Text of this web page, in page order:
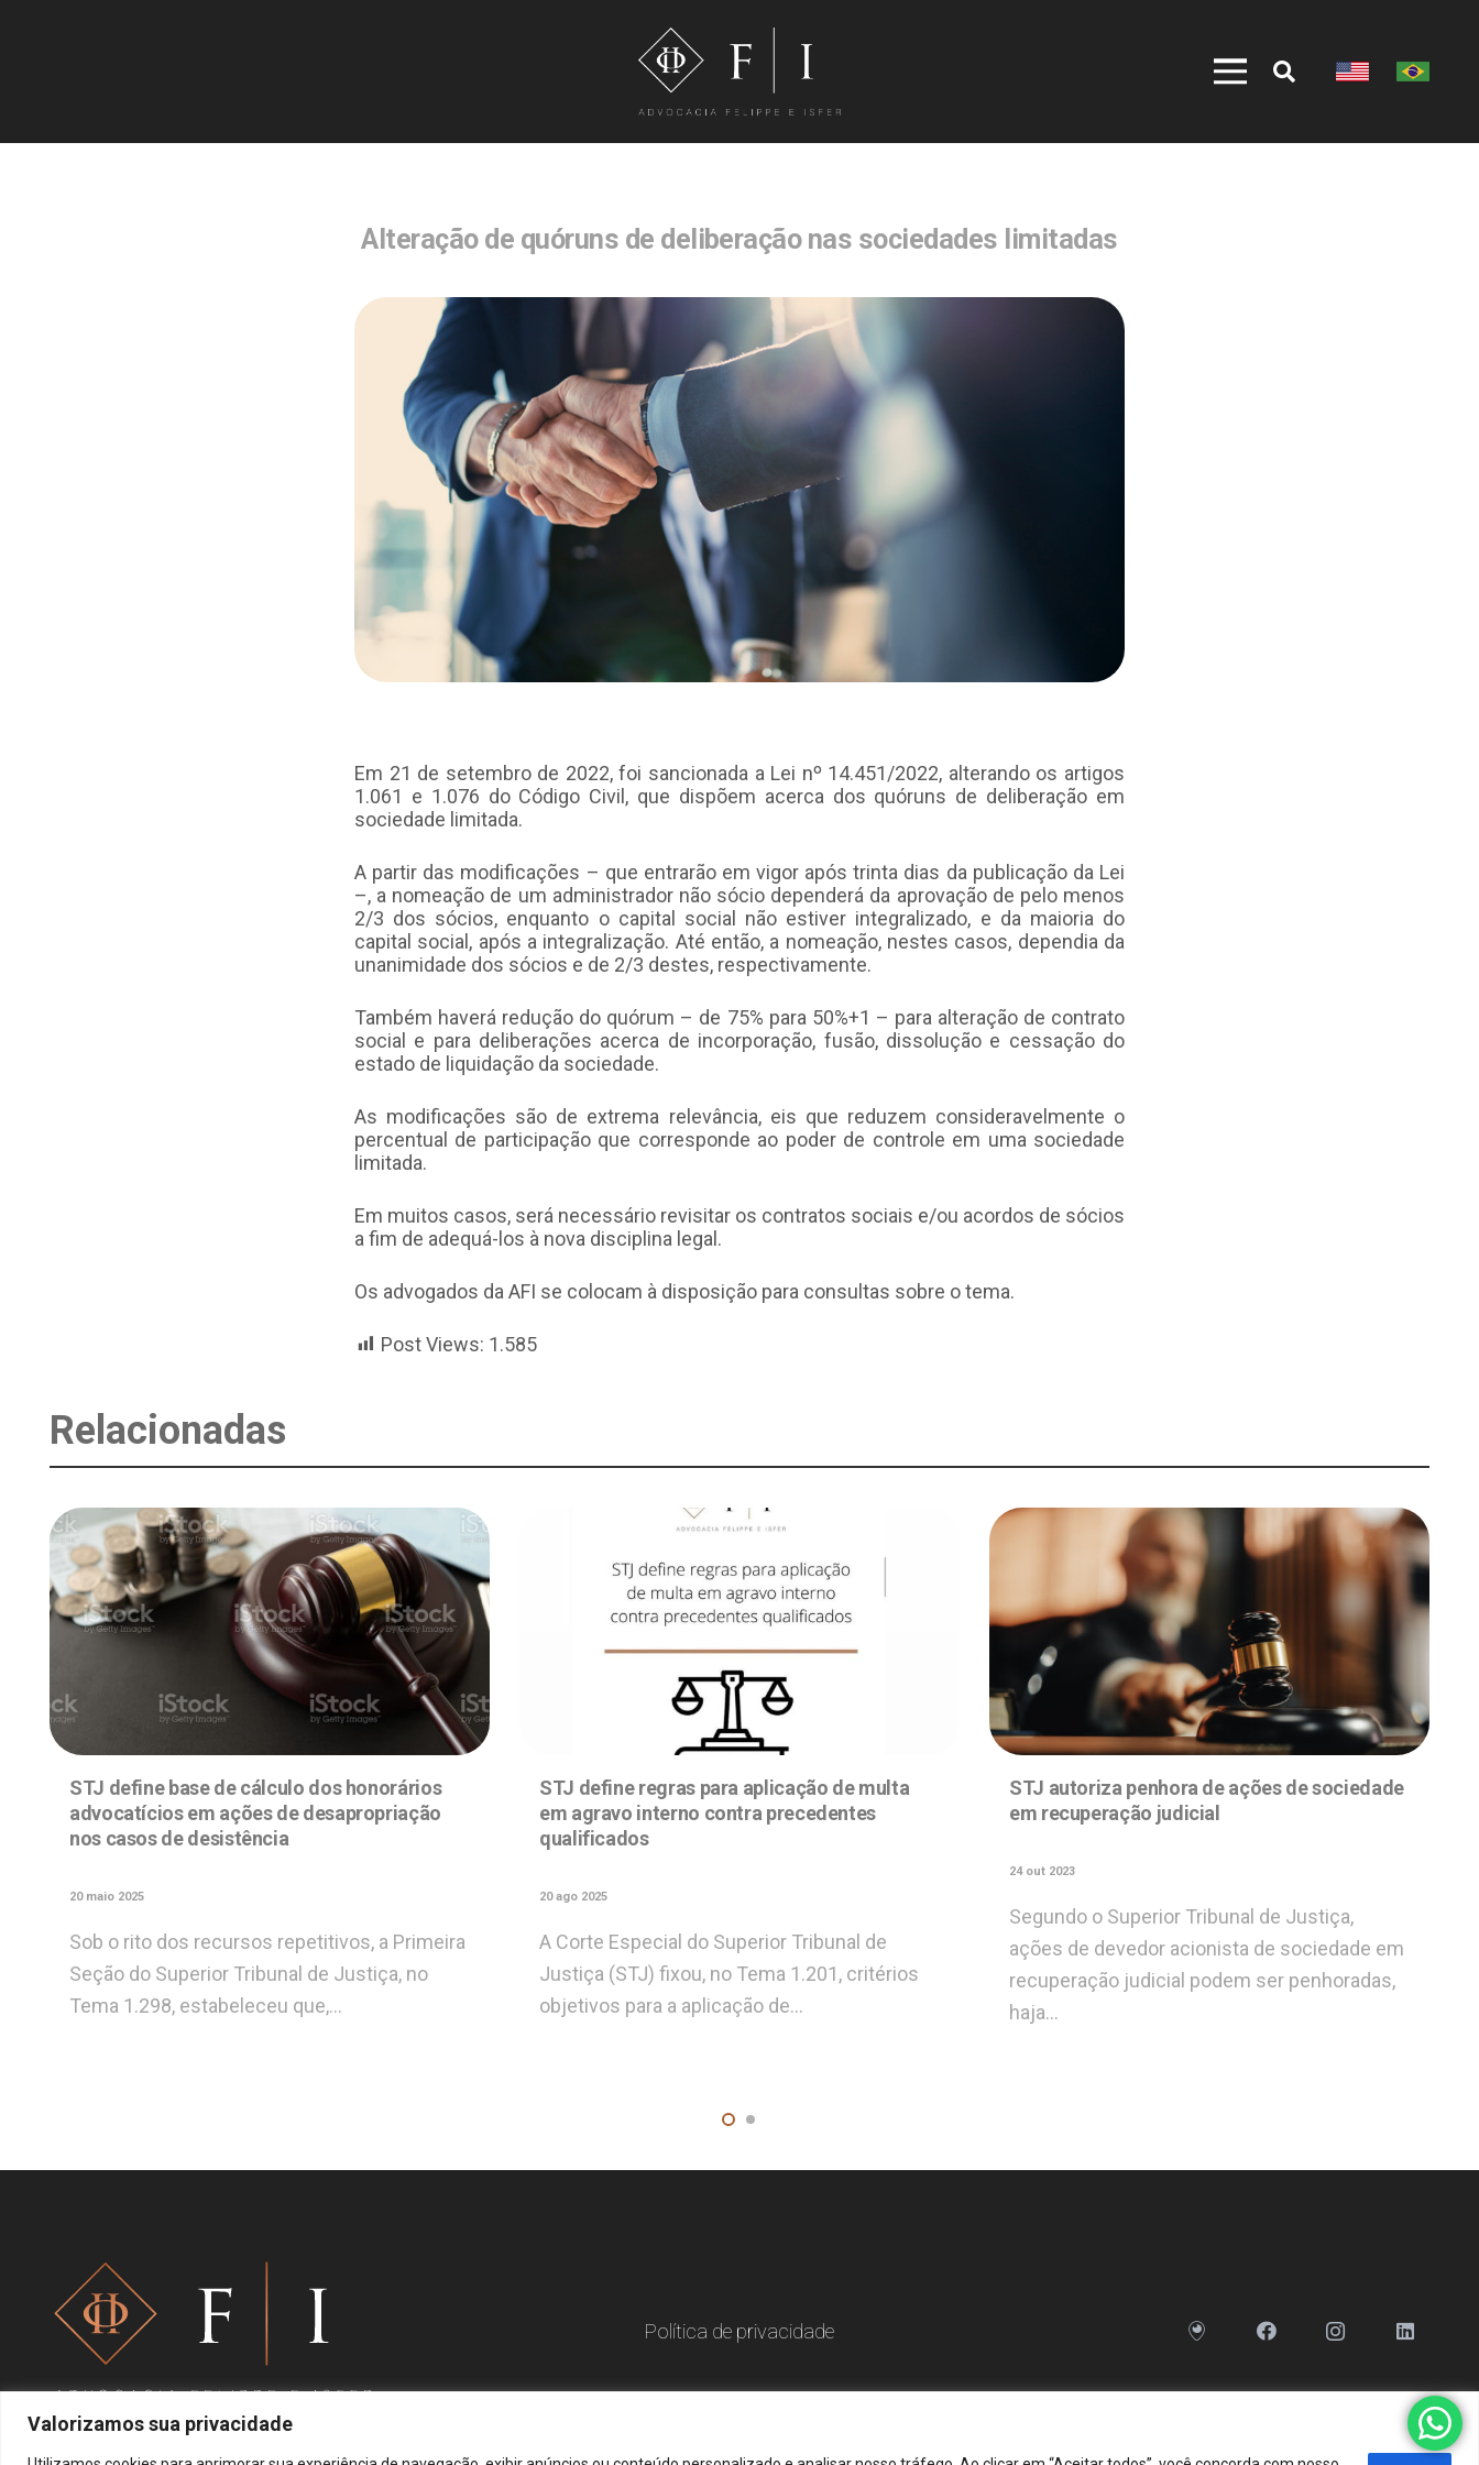
Valorizamos sua privacidade
Alteração de quóruns de deliberação nas sociedades limitadas
Em 21 de setembro de 2022, foi sancionada a Lei nº 14.451/2022, alterando os artigos
1.061 e 1.076 do Código Civil, que dispõem acerca dos quóruns de deliberação em
sociedade limitada.
A partir das modificações – que entrarão em vigor após trinta dias da publicação da Lei
–, a nomeação de um administrador não sócio dependerá da aprovação de pelo menos
2/3 dos sócios, enquanto o capital social não estiver integralizado, e da maioria do
capital social, após a integralização. Até então, a nomeação, nestes casos, dependia da
unanimidade dos sócios e de 2/3 destes, respectivamente.
Também haverá redução do quórum – de 75% para 50%+1 – para alteração de contrato
social e para deliberações acerca de incorporação, fusão, dissolução e cessação do
estado de liquidação da sociedade.
As modificações são de extrema relevância, eis que reduzem consideravelmente o
percentual de participação que corresponde ao poder de controle em uma sociedade
limitada.
Em muitos casos, será necessário revisitar os contratos sociais e/ou acordos de sócios
a fim de adequá-los à nova disciplina legal.
Os advogados da AFI se colocam à disposição para consultas sobre o tema.
Post Views: 1.585
Relacionadas
STJ define base de cálculo dos honorários
advocatícios em ações de desapropriação
nos casos de desistência
20 maio 2025
Sob o rito dos recursos repetitivos, a Primeira
Seção do Superior Tribunal de Justiça, no
Tema 1.298, estabeleceu que,…
STJ define regras para aplicação de multa
em agravo interno contra precedentes
qualificados
20 ago 2025
A Corte Especial do Superior Tribunal de
Justiça (STJ) fixou, no Tema 1.201, critérios
objetivos para a aplicação de…
STJ autoriza penhora de ações de sociedade
em recuperação judicial
24 out 2023
Segundo o Superior Tribunal de Justiça,
ações de devedor acionista de sociedade em
recuperação judicial podem ser penhoradas,
haja…
Política de privacidade